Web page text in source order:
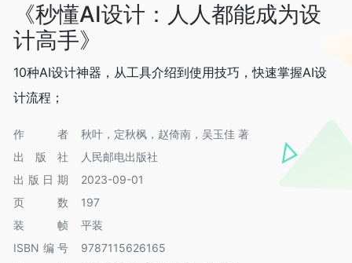
《秒懂AI设计：人人都能成为设
计高手》
10种AI设计神器，从工具介绍到使用技巧，快速掌握AI设
计流程；
作者
秋叶，定秋枫，赵倚南，吴玉佳 著
出版社
人民邮电出版社
出版日期
2023-09-01
页数
197
装帧
平装
ISBN编号
9787115626165